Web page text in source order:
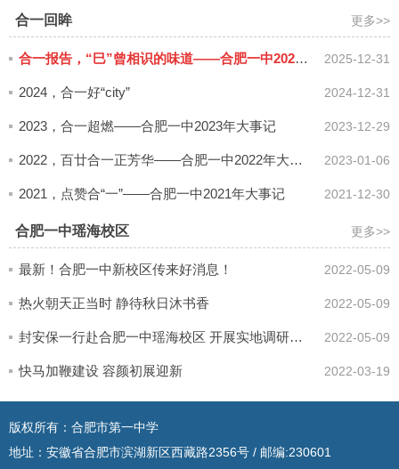
合一回眸 更多>>
合一报告，“巳”曾相识的味道——合肥一中2025年大事记 2025-12-31
2024，合一好“city” 2024-12-31
2023，合一超燃——合肥一中2023年大事记 2023-12-29
2022，百廿合一正芳华——合肥一中2022年大事记 2023-01-06
2021，点赞合“一”——合肥一中2021年大事记 2021-12-30
合肥一中瑶海校区 更多>>
最新！合肥一中新校区传来好消息！ 2022-05-09
热火朝天正当时 静待秋日沐书香 2022-05-09
封安保一行赴合肥一中瑶海校区 开展实地调研指导项目建设 2022-05-09
快马加鞭建设 容颜初展迎新 2022-03-19
版权所有：合肥市第一中学
地址：安徽省合肥市滨湖新区西藏路2356号 / 邮编:230601